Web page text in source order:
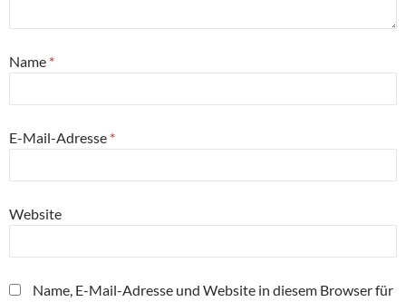
Name *
E-Mail-Adresse *
Website
Name, E-Mail-Adresse und Website in diesem Browser für